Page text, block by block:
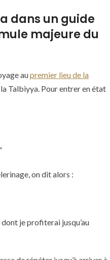
dans un guide
majeure du
aupremier lieu de la
Talbiyya. Pour entrer en état
on dit alors :
je profiterai jusqu’au